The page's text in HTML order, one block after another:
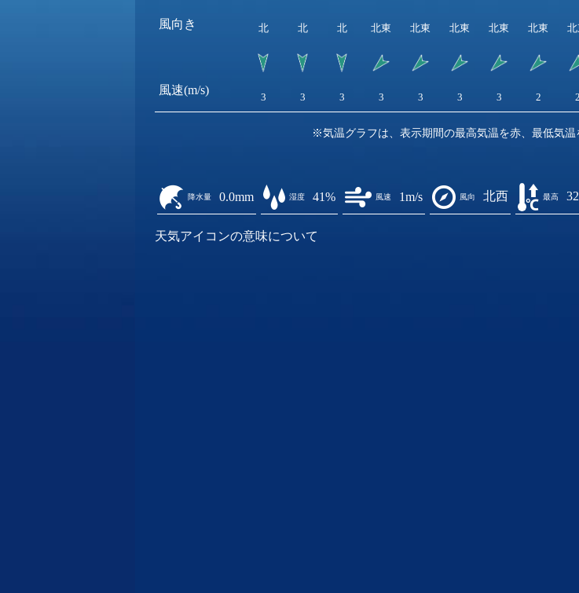
風向き
風速(m/s)
北 北 北 北東 北東 北東 北東 北東 北
3 3 3 3 3 3 3 2 2
※気温グラフは、表示期間の最高気温を赤、最低気温
降水量 0.0mm 湿度 41% 風速 1m/s 風向 北西 最高
天気アイコンの意味について